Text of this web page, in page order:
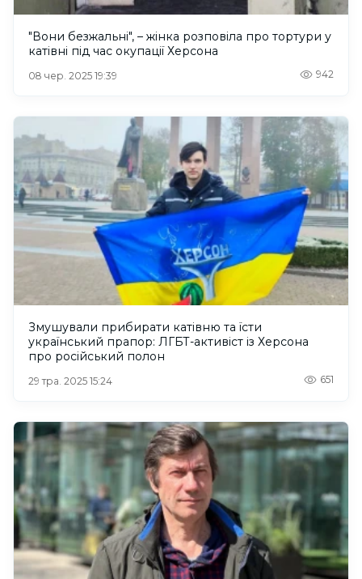
"Вони безжальні", – жінка розповіла про тортури у
катівні під час окупації Херсона
08 чер. 2025 19:39 942
Змушували прибирати катівню та їсти
український прапор: ЛГБТ-активіст із Херсона
про російський полон
29 тра. 2025 15:24 651